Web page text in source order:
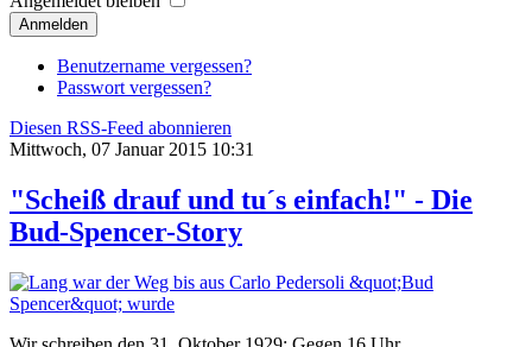
Anmelden
Benutzername vergessen?
Passwort vergessen?
Diesen RSS-Feed abonnieren
Mittwoch, 07 Januar 2015 10:31
"Scheiß drauf und tu´s einfach!" - Die
Bud-Spencer-Story